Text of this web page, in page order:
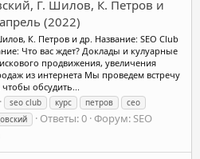
Г. Шилов, К. Петров и
(2022)
К. Петров и др. Название: SEO Club
Что вас ждет? Доклады и кулуарные
продвижения, увеличения
из интернета Мы проведем встречу
обсудить...
seo club курс петров
сео
Ответы: 0 Форум: SEO